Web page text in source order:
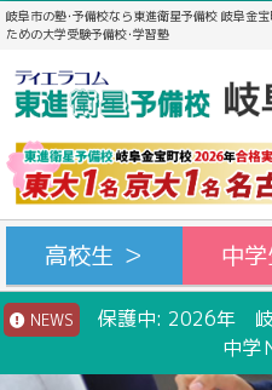
岐阜市の塾･予備校なら東進衛星予備校 岐阜金
ための大学受験予備校･学習塾
高校生 ＞ 中
NEWS
保護中: 2026年 岐
中学